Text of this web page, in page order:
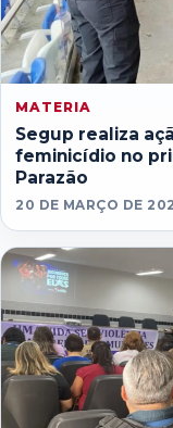
MATERIA
Segup realiza
feminicídio no
Parazão
20 DE MARÇO DE